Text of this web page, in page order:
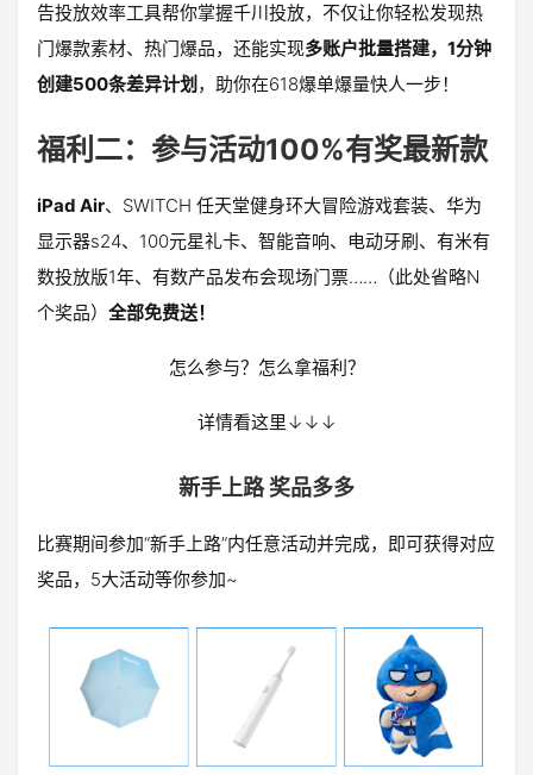
告投放效率工具帮你掌握千川投放，不仅让你轻松发现热
门爆款素材、热门爆品，还能实现多账户批量搭建，1分钟
创建500条差异计划 ，助你在618爆单爆量快人一步！
‍福利二：参与活动100%有奖最新款
iPad Air、SWITCH 任天堂健身环大冒险游戏套装、华为
显示器s24、100元星礼卡、智能音响、电动牙刷、有米有
数投放版1年、有数产品发布会现场门票……（此处省略N
个奖品） 全部免费送！
怎么参与？怎么拿福利？
详情看这里↓↓↓
新手上路 奖品多多
比赛期间参加“新手上路”内任意活动并完成，即可获得对应
奖品，5大活动等你参加~